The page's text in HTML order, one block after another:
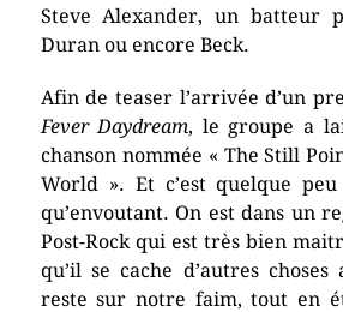
Steve Alexander, un batteur
Duran ou encore Beck.
Afin de teaser l’arrivée d’un
Fever Daydream, le groupe a
chanson nommée « The Still
World ». Et c’est quelque
qu’envoutant. On est dans un
Post-Rock qui est très bien
qu’il se cache d’autres
reste sur notre faim, tout en